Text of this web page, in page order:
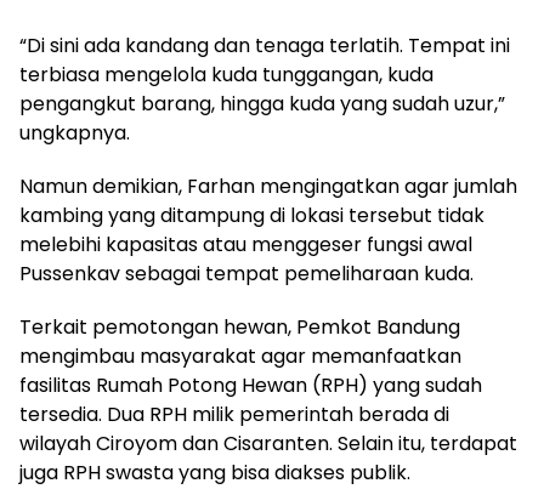
“Di sini ada kandang dan tenaga terlatih. Tempat ini
terbiasa mengelola kuda tunggangan, kuda
pengangkut barang, hingga kuda yang sudah uzur,”
ungkapnya.
Namun demikian, Farhan mengingatkan agar jumlah
kambing yang ditampung di lokasi tersebut tidak
melebihi kapasitas atau menggeser fungsi awal
Pussenkav sebagai tempat pemeliharaan kuda.
Terkait pemotongan hewan, Pemkot Bandung
mengimbau masyarakat agar memanfaatkan
fasilitas Rumah Potong Hewan (RPH) yang sudah
tersedia. Dua RPH milik pemerintah berada di
wilayah Ciroyom dan Cisaranten. Selain itu, terdapat
juga RPH swasta yang bisa diakses publik.